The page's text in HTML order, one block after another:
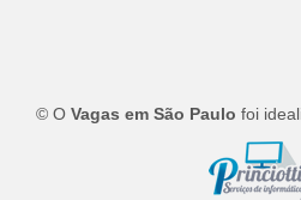
© O Vagas em São Paulo foi